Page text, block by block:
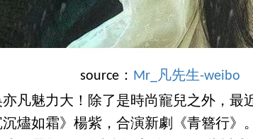
source： Mr_凡先生-weibo
凡魅力大！除了是時尚寵兒之外，最
燼如霜》楊紫，合演新劇《青簪行》